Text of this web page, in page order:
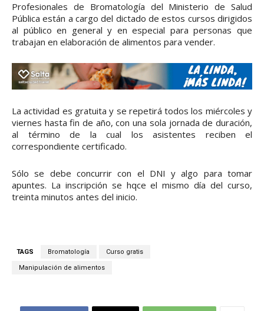
Profesionales de Bromatología del Ministerio de Salud
Pública están a cargo del dictado de estos cursos dirigidos
al público en general y en especial para personas que
trabajan en elaboración de alimentos para vender.
La actividad es gratuita y se repetirá todos los miércoles y
viernes hasta fin de año, con una sola jornada de duración,
al término de la cual los asistentes reciben el
correspondiente certificado.
Sólo se debe concurrir con el DNI y algo para tomar
apuntes. La inscripción se hqce el mismo día del curso,
treinta minutos antes del inicio.
TAGS Bromatología Curso gratis
Manipulación de alimentos